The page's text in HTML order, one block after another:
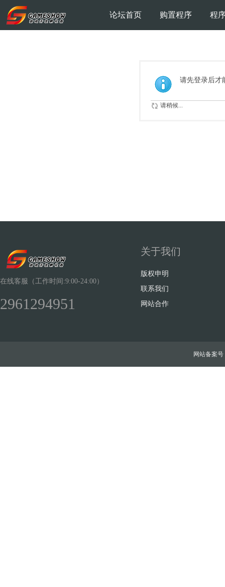
论坛首页 购置程序 程
请先登录后才
请稍候...
在线客服（工作时间:9:00-24:00）
2961294951
关于我们
版权申明
联系我们
网站合作
网站备案号